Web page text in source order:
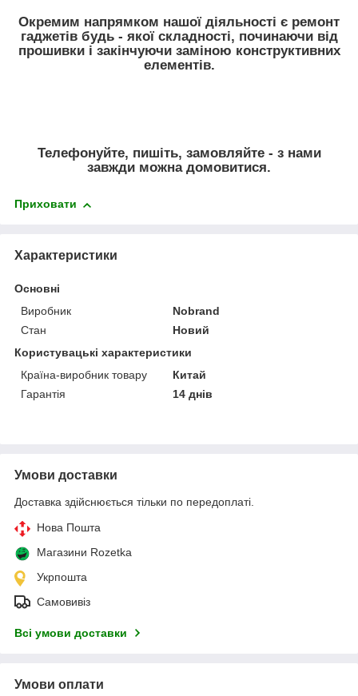
Окремим напрямком нашої діяльності є ремонт
гаджетів будь - якої складності, починаючи від
прошивки і закінчуючи заміною конструктивних
елементів.
Телефонуйте, пишіть, замовляйте - з нами
завжди можна домовитися.
Приховати
Характеристики
Основні
Виробник
Nobrand
Стан
Новий
Користувацькі характеристики
Країна-виробник товару
Китай
Гарантія
14 днів
Умови доставки
Доставка здійснюється тільки по передоплаті.
Нова Пошта
Магазини Rozetka
Укрпошта
Самовивіз
Всі умови доставки
Умови оплати